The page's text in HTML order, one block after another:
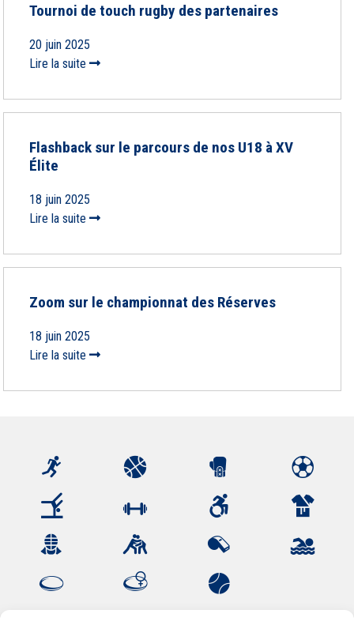
Tournoi de touch rugby des partenaires
20 juin 2025
Lire la suite
Flashback sur le parcours de nos U18 à XV
Élite
18 juin 2025
Lire la suite
Zoom sur le championnat des Réserves
18 juin 2025
Lire la suite